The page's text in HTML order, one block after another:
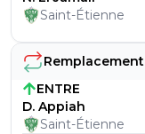
Saint-Étienne
Remplacement
ENTRE
D. Appiah
Saint-Étienne